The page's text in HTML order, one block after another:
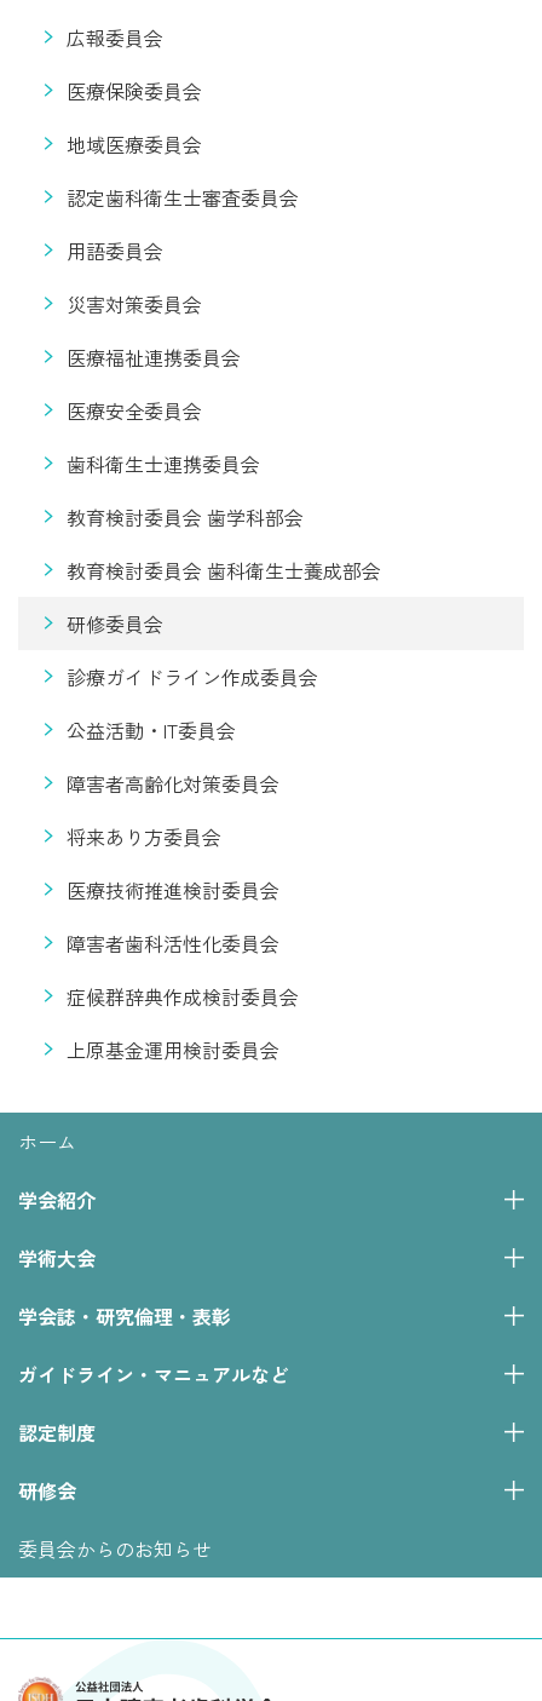
広報委員会
医療保険委員会
地域医療委員会
認定歯科衛生士審査委員会
用語委員会
災害対策委員会
医療福祉連携委員会
医療安全委員会
歯科衛生士連携委員会
教育検討委員会 歯学科部会
教育検討委員会 歯科衛生士養成部会
研修委員会
診療ガイドライン作成委員会
公益活動・IT委員会
障害者高齢化対策委員会
将来あり方委員会
医療技術推進検討委員会
障害者歯科活性化委員会
症候群辞典作成検討委員会
上原基金運用検討委員会
ホーム
学会紹介
学術大会
学会誌・研究倫理・表彰
ガイドライン・マニュアルなど
認定制度
研修会
委員会からのお知らせ